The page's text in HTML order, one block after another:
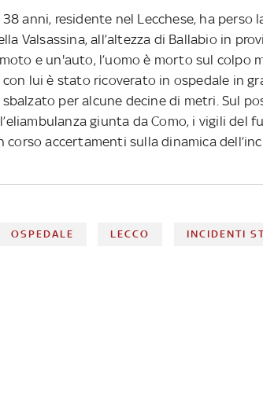
anni, residente nel Lecchese, ha perso
Valsassina, all’altezza di Ballabio in
e un'auto, l’uomo è morto sul colpo
con lui è stato ricoverato in ospedale in
per alcune decine di metri. Sul
giunta da Como, i vigili del
corso accertamenti sulla dinamica
OSPEDALE LECCO INCIDENTI